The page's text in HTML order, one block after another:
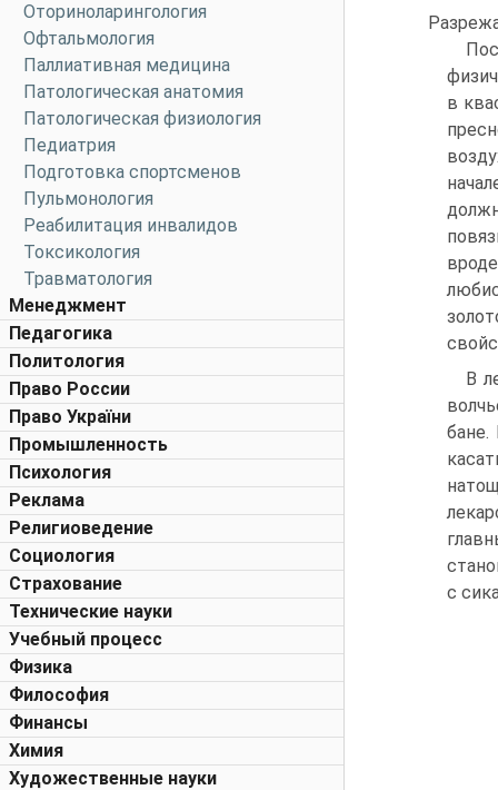
Оториноларингология
Офтальмология
Паллиативная медицина
Патологическая анатомия
Патологическая физиология
Педиатрия
Подготовка спортсменов
Пульмонология
Реабилитация инвалидов
Токсикология
Травматология
Менеджмент
Педагогика
Политология
Право России
Право України
Промышленность
Психология
Реклама
Религиоведение
Социология
Страхование
Технические науки
Учебный процесс
Физика
Философия
Финансы
Химия
Художественные науки
в
В
бане.
с